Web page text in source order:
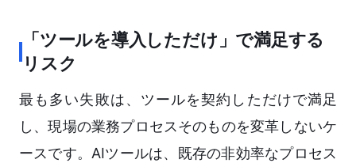
「ツールを導入しただけ」で満足する
リスク
最も多い失敗は、ツールを契約しただけで満足
し、現場の業務プロセスそのものを変革しないケ
ースです。AIツールは、既存の非効率なプロセス